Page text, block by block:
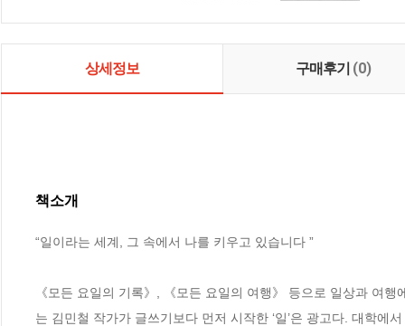
상세정보 구매후기 (0)
책소개
“일이라는 세계, 그 속에서 나를 키우고 있습니다 ”
《모든 요일의 기록》, 《모든 요일의 여행》 등으로 일상과 여
는 김민철 작가가 글쓰기보다 먼저 시작한 ‘일’은 광고다. 대학